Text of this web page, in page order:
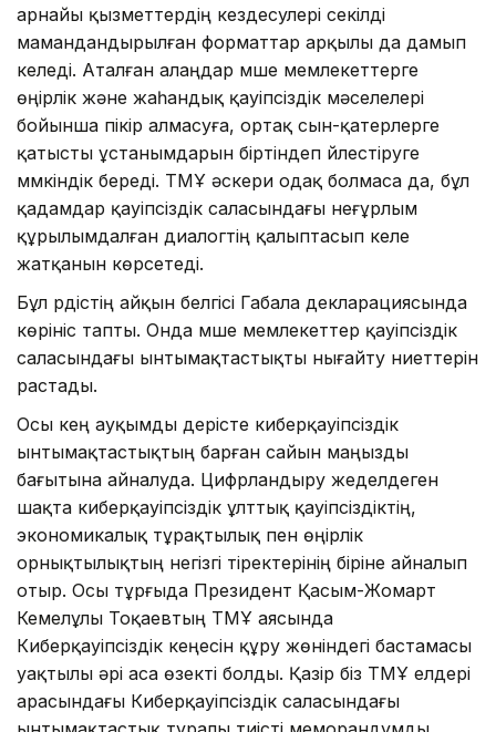
арнайы қызметтердің кездесулері секілді
мамандандырылған форматтар арқылы да дамып
келеді. Аталған алаңдар мүше мемлекеттерге
өңірлік және жаһандық қауіпсіздік мәселелері
бойынша пікір алмасуға, ортақ сын-қатерлерге
қатысты ұстанымдарын біртіндеп үйлестіруге
мүмкіндік береді. ТМҰ әскери одақ болмаса да, бұл
қадамдар қауіпсіздік саласындағы неғұрлым
құрылымдалған диалогтің қалыптасып келе
жатқанын көрсетеді.
Бұл үрдістің айқын белгісі Габала декларациясында
көрініс тапты. Онда мүше мемлекеттер қауіпсіздік
саласындағы ынтымақтастықты нығайту ниеттерін
растады.
Осы кең ауқымды үдерісте киберқауіпсіздік
ынтымақтастықтың барған сайын маңызды
бағытына айналуда. Цифрландыру жеделдеген
шақта киберқауіпсіздік ұлттық қауіпсіздіктің,
экономикалық тұрақтылық пен өңірлік
орнықтылықтың негізгі тіректерінің біріне айналып
отыр. Осы тұрғыда Президент Қасым-Жомарт
Кемелұлы Тоқаевтың ТМҰ аясында
Киберқауіпсіздік кеңесін құру жөніндегі бастамасы
уақтылы әрі аса өзекті болды. Қазір біз ТМҰ елдері
арасындағы Киберқауіпсіздік саласындағы